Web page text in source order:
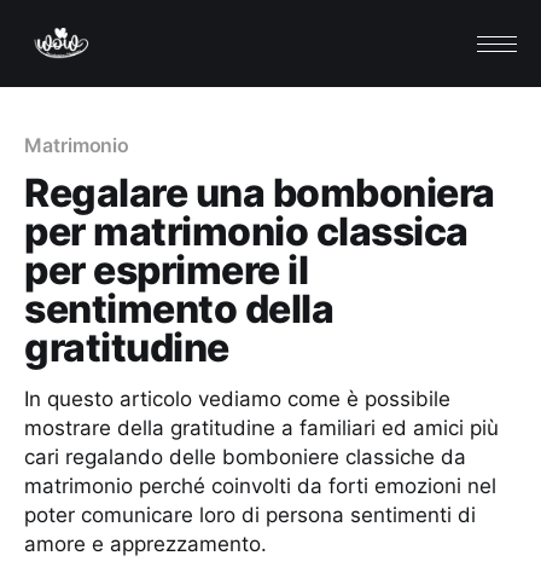
Matrimonio
Regalare una bomboniera
per matrimonio classica
per esprimere il
sentimento della
gratitudine
In questo articolo vediamo come è possibile
mostrare della gratitudine a familiari ed amici più
cari regalando delle bomboniere classiche da
matrimonio perché coinvolti da forti emozioni nel
poter comunicare loro di persona sentimenti di
amore e apprezzamento.